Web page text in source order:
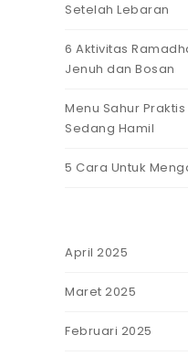
Setelah Lebaran
6 Aktivitas
Jenuh dan Bosan
Menu Sahur
Sedang Hamil
5 Cara Untuk
April 2025
Maret 2025
Februari 2025